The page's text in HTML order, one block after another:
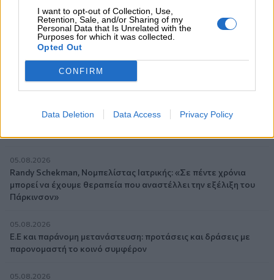
I want to opt-out of Collection, Use,
Retention, Sale, and/or Sharing of my
Personal Data that Is Unrelated with the
Purposes for which it was collected.
Opted Out
CONFIRM
Data Deletion Data Access Privacy Policy
ενεργειακή κρίση;
06.08.2026 - 09:15
06.08.2026 - 08:40
ελληνικές τράπεζες «πρωταθλήτριες» στα δάνεια, νέο deal
Βαρδινογιάννη- Εξάρχου και ο διπλασιασμός των κερδών της
05.08.2026
Randy Schekman, Νομπελίστας Ιατρικής: «Σε πέντε χρόνια
μπορεί να έχουμε θεραπεία που αναστέλλει την εξέλιξη του
Πάρκινσον»
05.08.2026
Ε.Ε και παράνομη μετανάστευση: προτάσεις και δράσεις με
παρονομαστή το κοινό συμφέρον
05.08.2026